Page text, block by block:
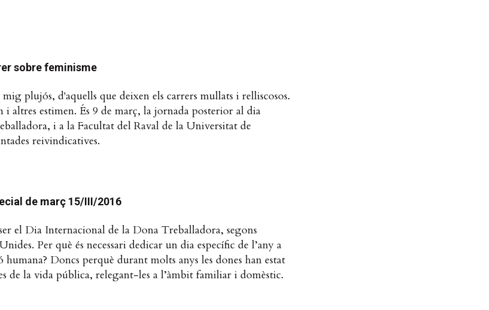
sobre feminisme
plujós, d'aquells que deixen els carrers mullats i relliscosos.
i altres estimen. És 9 de març, la jornada posterior al dia
i a la Facultat del Raval de la Universitat de
reivindicatives.
de març 15/III/2016
el Dia Internacional de la Dona Treballadora, segons
Per què és necessari dedicar un dia específic de l’any a
Doncs perquè durant molts anys les dones han estat
de la vida pública, relegant-les a l’àmbit familiar i domèstic.